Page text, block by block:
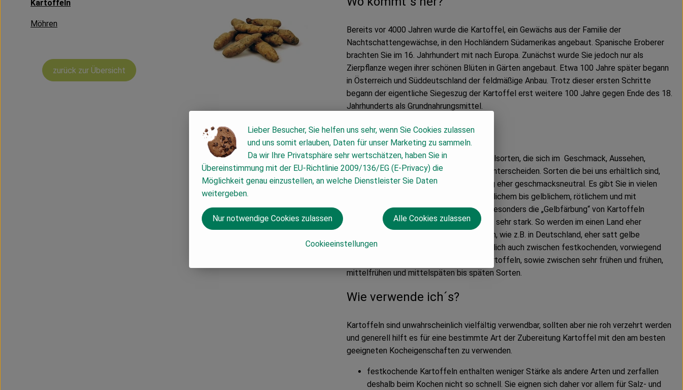
Kartoffeln
Möhren
zurück zur Übersicht
Bereits vor 4000 Jahren wurde die Kartoffel, ein Gewächs aus der Familie der
Nachtschattengewächse, in den Hochländern Südamerikas angebaut. Spanische Eroberer
brachten Sie im 16. Jahrhundert mit nach Europa. Zunächst wurde Sie jedoch nur als
Zierpflanze wegen ihrer schönen Blüten in Gärten angebaut. Etwa 100 Jahre später begann
in Österreich und Süddeutschland der feldmäßige Anbau. Trotz dieser ersten Schritte
begann der eigentliche Siegeszug der Kartoffel erst weitere 100 Jahre gegen Ende des 18.
Jahrhunderts als Grundnahrungsmittel.
Wie sieht´s aus?
Weltweit gibt es einige tausend Kartoffelsorten, die sich im Geschmack, Aussehen,
Kocheigenschaften und Erntezeitpunkt unterscheiden. Sorten die bei uns erhältlich sind,
sind, im Gegensatz zu alten Sorten, häufig eher geschmacksneutral. Es gibt Sie in vielen
verschiedenen Farben, vor allem mit weißlichem bis gelblichem, rötlichem und mit
bläulichem Fleisch, Formen und Größen. Besonders die „Gelbfärbung“ von Kartoffeln
unterscheidet sich zwischen den Ländern sehr stark. So werden im einen Land eher
weißliche Gelbtöne bevorzugt, im anderen, wie z.B. in Deutschland, eher satt gelbe
Kartoffeln. Man unterscheidet Grundsätzlich auch zwischen festkochenden, vorwiegend
festkochenden und mehligkochenden Kartoffeln, sowie zwischen sehr frühen und frühen,
mittelfrühen und mittelspäten bis späten Sorten.
Wie verwende ich´s?
Kartoffeln sind unwahrscheinlich vielfältig verwendbar, sollten aber nie roh verzehrt werden
und generell hilft es für eine bestimmte Art der Zubereitung Kartoffel mit den am besten
geeigneten Kocheigenschaften zu verwenden.
festkochende Kartoffeln enthalten weniger Stärke als andere Arten und zerfallen
deshalb beim Kochen nicht so schnell. Sie eignen sich daher vor allem für Salz- und
Lieber Besucher, Sie helfen uns sehr, wenn Sie Cookies zulassen
und uns somit erlauben, Daten für unser Marketing zu sammeln.
Da wir Ihre Privatsphäre sehr wertschätzen, haben Sie in
Übereinstimmung mit der EU-Richtlinie 2009/136/EG (E-Privacy) die
Möglichkeit genau einzustellen, an welche Dienstleister Sie Daten
weitergeben.
Cookieeinstellungen
Nur notwendige Cookies zulassen Alle Cookies zulassen